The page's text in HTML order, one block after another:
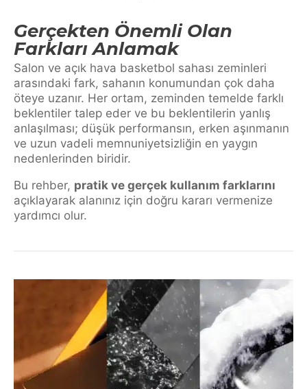
Gerçekten Önemli Olan
Farkları Anlamak
Salon ve açık hava basketbol sahası zeminleri
arasındaki fark, sahanın konumundan çok daha
öteye uzanır. Her ortam, zeminden temelde farklı
beklentiler talep eder ve bu beklentilerin yanlış
anlaşılması; düşük performansın, erken aşınmanın
ve uzun vadeli memnuniyetsizliğin en yaygın
nedenlerinden biridir.
Bu rehber, pratik ve gerçek kullanım farklarını
açıklayarak alanınız için doğru kararı vermenize
yardımcı olur.